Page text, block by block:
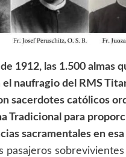
1912, las 1.500 almas
naufragio del RMS
sacerdotes católicos
Tradicional para
sacramentales en esa
pasajeros sobrevivientes